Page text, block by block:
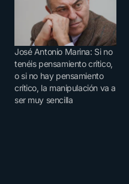
José Antonio Marina: Si no
tenéis pensamiento crítico,
o si no hay pensamiento
crítico, la manipulación va a
ser muy sencilla